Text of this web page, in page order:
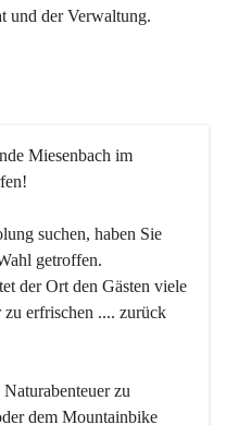
und der Verwaltung.
Miesenbach im
suchen, haben Sie
getroffen.
der Ort den Gästen viele
erfrischen .... zurück
zu
dem Mountainbike